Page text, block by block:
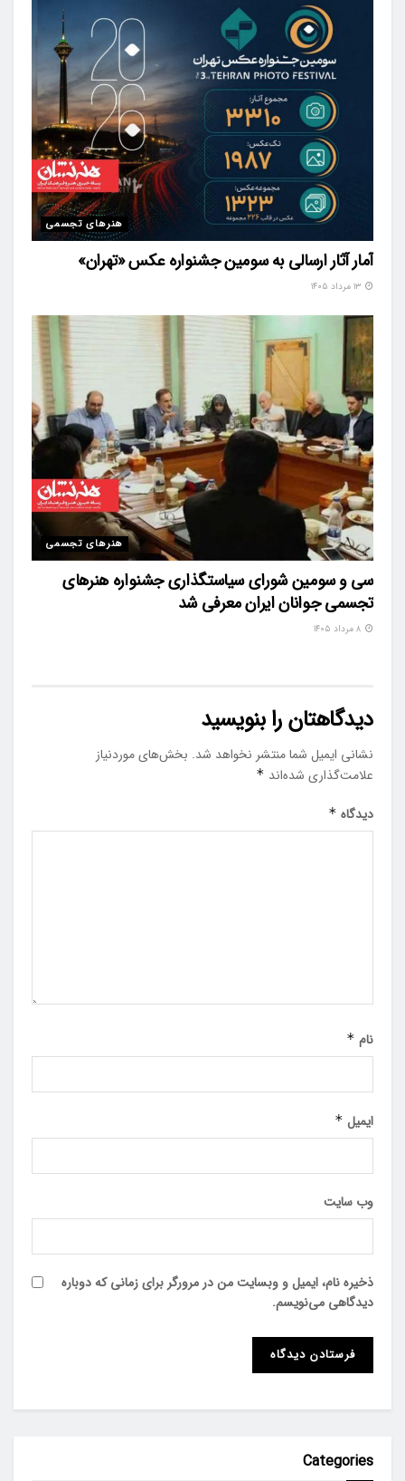
هنرهای تجسمی
آمار آثار ارسالی به سومین جشنواره عکس «تهران»
هنرهای تجسمی
سی و سومین شورای سیاستگذاری جشنواره هنرهای
تجسمی جوانان ایران معرفی شد
دیدگاهتان را بنویسید
نشانی ایمیل شما منتشر نخواهد شد. بخش‌های موردنیاز
علامت‌گذاری شده‌اند *
دیدگاه *
نام *
ایمیل *
وب‌ سایت
ذخیره نام، ایمیل و وبسایت من در مرورگر برای زمانی که دوباره
دیدگاهی می‌نویسم.
Categories